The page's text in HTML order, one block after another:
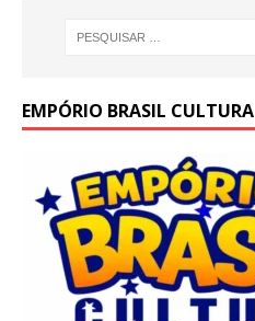
EMPÓRIO BRASIL CULTURA